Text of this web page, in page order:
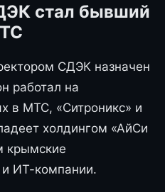
стал бывший
СДЭК назначен
работал на
в МТС, «Ситроникс» и
холдингом «АйСи
крымские
ИТ-компании.